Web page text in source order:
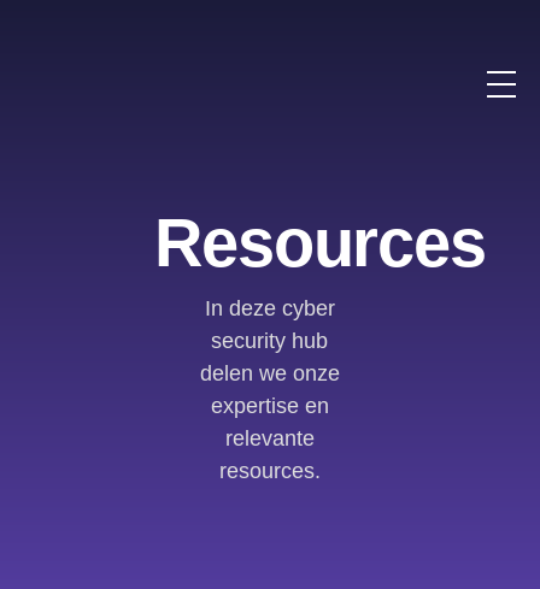
Resources
In deze cyber
security hub
delen we onze
expertise en
relevante
resources.